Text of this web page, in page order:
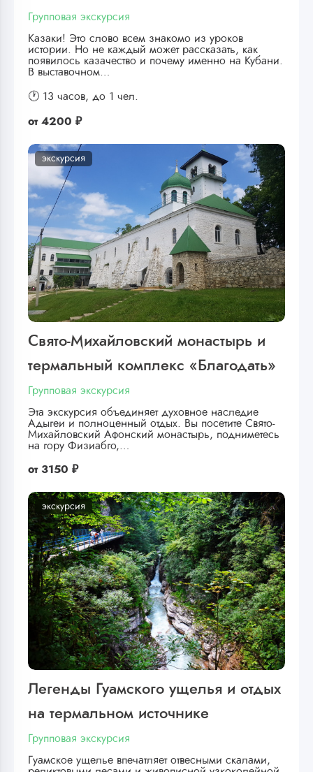
Групповая экскурсия
Казаки! Это слово всем знакомо из уроков
истории. Но не каждый может рассказать, как
появилось казачество и почему именно на Кубани.
В выставочном…
🕐 13 часов, до 1 чел.
от 4200 ₽
экскурсия
Свято-Михайловский монастырь и
термальный комплекс «Благодать»
Групповая экскурсия
Эта экскурсия объединяет духовное наследие
Адыгеи и полноценный отдых. Вы посетите Свято-
Михайловский Афонский монастырь, подниметесь
на гору Физиабго,…
от 3150 ₽
экскурсия
Легенды Гуамского ущелья и отдых
на термальном источнике
Групповая экскурсия
Гуамское ущелье впечатляет отвесными скалами,